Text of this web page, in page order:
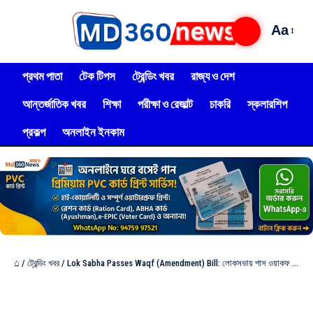
Aa
প্রথম পাতা টেক টিপস ট্রেন্ডিং খবর
রাজ্য ও দেশ
আন্তর্জাতিক খবর
শিক্ষা পরীক্ষা ও রেজাল্ট চাকরি
স্কলারশিপ
প্রকল্প
অনলাইন ইনকাম
⌂ / ট্রেন্ডিং খবর / Lok Sabha Passes Waqf (Amendment) Bill: লোকসভায় পাস ওয়াকফ সংশোধনী বিল, আজ উঠবে রাজ্যসভায়, কি আছে এই বিলে?